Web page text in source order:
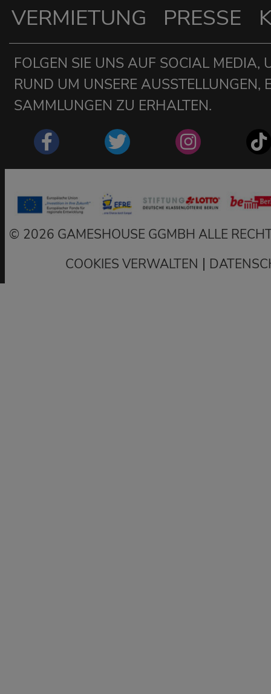
VERMIETUNG
PRESSE
FOLGEN SIE UNS AUF SOCIAL MEDIA,
RUND UM UNSERE AUSSTELLUNGEN,
SAMMLUNGEN ZU ERHALTEN.
2026 GAMESHOUSE GGMBH ALLE
COOKIES VERWALTEN |